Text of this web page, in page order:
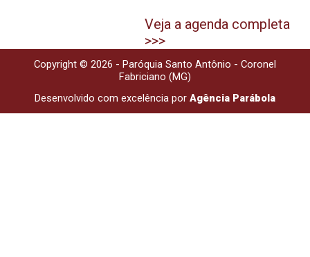
Veja a agenda completa
>>>
Copyright © 2026 - Paróquia Santo Antônio - Coronel
Fabriciano (MG)
Desenvolvido com excelência por Agência Parábola